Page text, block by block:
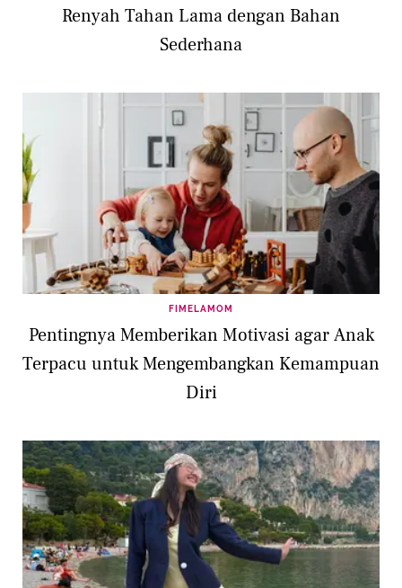
Renyah Tahan Lama dengan Bahan
Sederhana
FIMELAMOM
Pentingnya Memberikan Motivasi agar Anak
Terpacu untuk Mengembangkan Kemampuan
Diri